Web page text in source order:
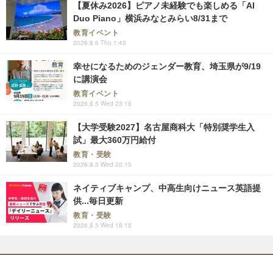
【夏休み2026】ピアノ未経験でも楽しめる「AI
Duo Piano」横浜みなとみらい8/31まで
教育イベント
2026.8.6 Thu 1:45
幸せになるためのジェンダー教育、埼玉県が9/19
に講演会
教育イベント
2026.8.5 Wed 23:15
【大学受験2027】名古屋商科大「特別奨学生入
試」最大360万円給付
教育・受験
2026.8.5 Wed 20:15
ネイティブキャンプ、中高生向けニュース英語提
供...毎日更新
教育・受験
2026.8.5 Wed 18:15